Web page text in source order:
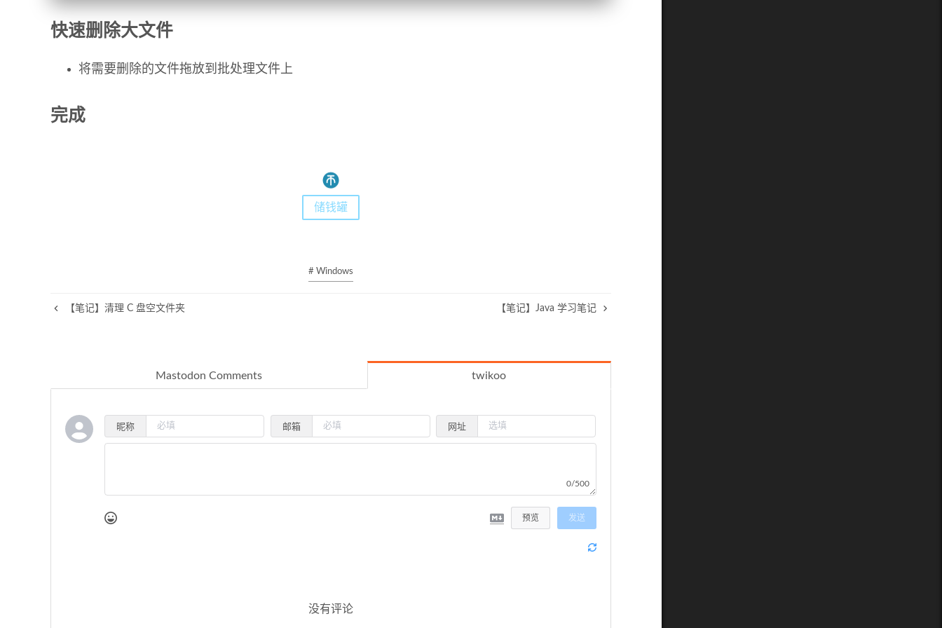
快速删除大文件
将需要删除的文件拖放到批处理文件上
完成
储钱罐
# Windows
【笔记】清理 C 盘空文件夹 【笔记】Java 学习笔记
Mastodon Comments twikoo
昵称 邮箱 网址
0/500
预览 发送
没有评论